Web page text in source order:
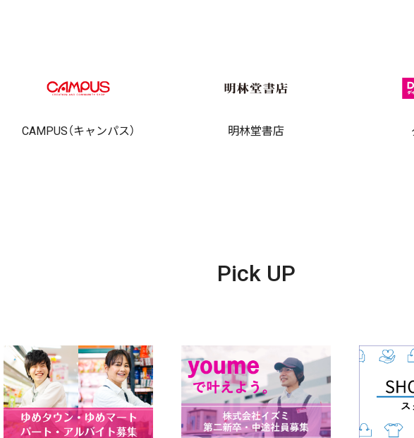
CAMPUS（キャンパス） 明林堂書店
Pick UP